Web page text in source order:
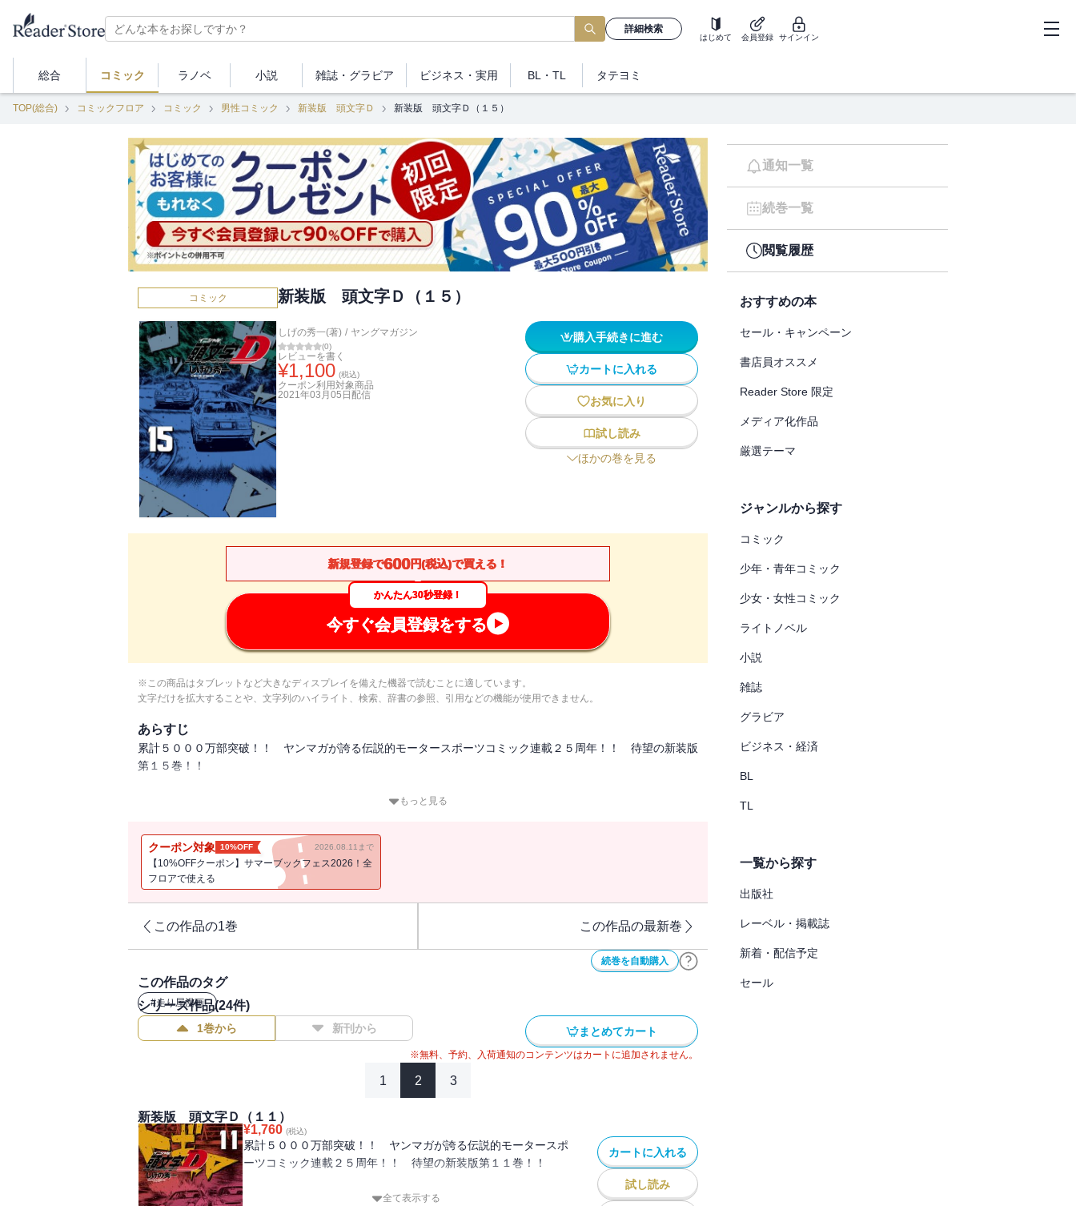
詳細検索
はじめて 会員登録 サインイン
総合 コミック ラノベ 小説 雑誌・ グラビア ビジネス ・実用 BL・TL タテヨミ
TOP(総合) コミックフロア コミック 男性コミック 新装版 頭文字Ｄ 新装版 頭文字Ｄ（１５）
コミック 新装版 頭文字Ｄ（１５）
しげの秀一(著) / ヤングマガジン
(0)
レビューを書く
¥1,100 (税込)
クーポン利用対象商品
2021年03月05日 配信
購入手続きに進む
カートに入れる
お気に入り
試し読み
ほかの巻を見る
新規登録で600円(税込)で買える！
かんたん30秒登録！
今すぐ会員登録をする
※この商品はタブレットなど大きなディスプレイを備えた機器で読むことに適しています。
文字だけを拡大することや、文字列のハイライト、検索、辞書の参照、引用などの機能が使用できません。
あらすじ
累計５０００万部突破！！ ヤンマガが誇る伝説的モータースポーツコミック連載２５周年！！ 待望の新装版
第１５巻！！
拓海VS.「ゴッドアーム」城島のダウンヒルが始まった！！
必死で食い下がる拓海だったが、気付かぬうちにワンハンドステアと複数の走行ラインを駆使する城島の魔術に
かけられていた‥‥！！
もっと見る
クーポン対象 10%OFF 2026.08.11まで
【10%OFFクーポン】サマーブックフェス2026！全
フロアで使える
この作品の1巻 この作品の最新巻
続巻を自動購入
この作品のタグ
#走り屋漫画
シリーズ作品(24件)
1巻から 新刊から まとめてカート
※無料、予約、入荷通知のコンテンツはカートに追加されません。
1 2 3
新装版 頭文字Ｄ（１１）
¥1,760 (税込)
累計５０００万部突破！！ ヤンマガが誇る伝説的モータースポ
ーツコミック連載２５周年！！ 待望の新装版第１１巻！！
峠を知る現役プロレーサー・舘智幸とのバトルに涼介が選んだの
全て表示する
カートに入れる
試し読み
通知一覧
続巻一覧
閲覧履歴
おすすめの本
セール・キャンペーン
書店員オススメ
Reader Store 限定
メディア化作品
厳選テーマ
ジャンルから探す
コミック
少年・青年コミック
少女・女性コミック
ライトノベル
小説
雑誌
グラビア
ビジネス・経済
BL
TL
一覧から探す
出版社
レーベル・掲載誌
新着・配信予定
セール